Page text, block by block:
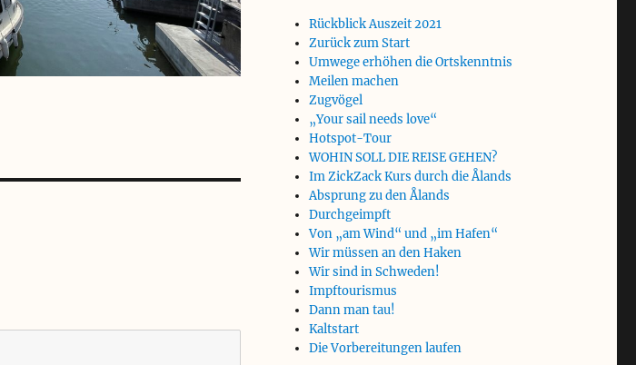
Rückblick Auszeit 2021
Zurück zum Start
Umwege erhöhen die Ortskenntnis
Meilen machen
Zugvögel
„Your sail needs love“
Hotspot-Tour
WOHIN SOLL DIE REISE GEHEN?
Im ZickZack Kurs durch die Ålands
Absprung zu den Ålands
Durchgeimpft
Von „am Wind“ und „im Hafen“
Wir müssen an den Haken
Wir sind in Schweden!
Impftourismus
Dann man tau!
Kaltstart
Die Vorbereitungen laufen